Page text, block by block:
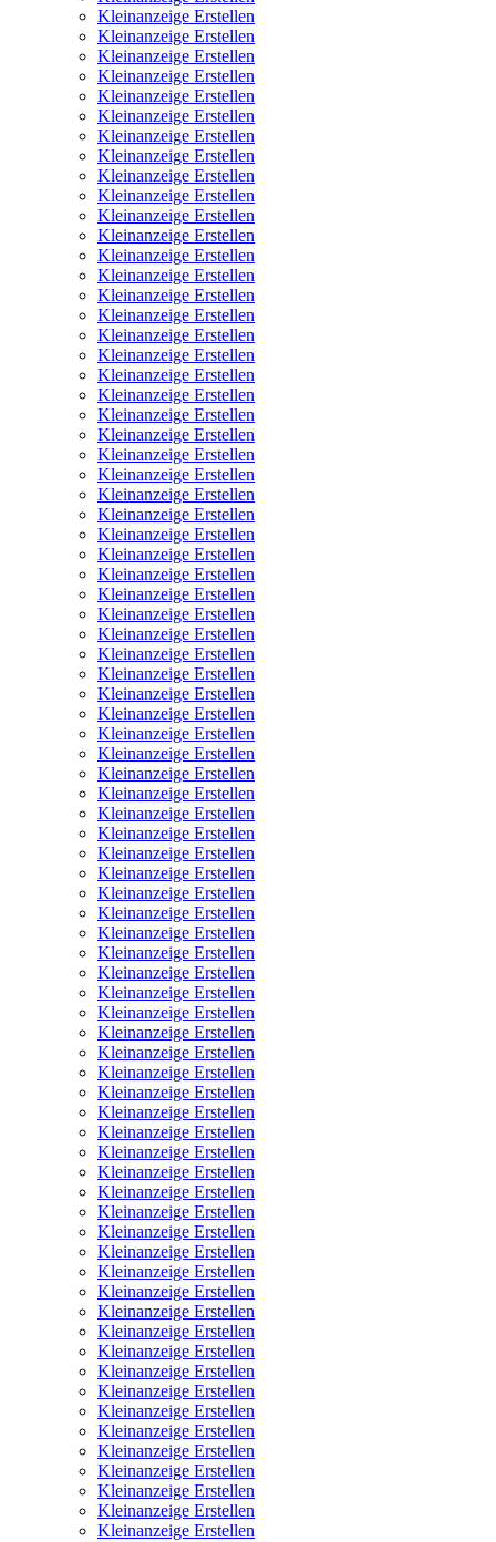
Kleinanzeige Erstellen
Kleinanzeige Erstellen
Kleinanzeige Erstellen
Kleinanzeige Erstellen
Kleinanzeige Erstellen
Kleinanzeige Erstellen
Kleinanzeige Erstellen
Kleinanzeige Erstellen
Kleinanzeige Erstellen
Kleinanzeige Erstellen
Kleinanzeige Erstellen
Kleinanzeige Erstellen
Kleinanzeige Erstellen
Kleinanzeige Erstellen
Kleinanzeige Erstellen
Kleinanzeige Erstellen
Kleinanzeige Erstellen
Kleinanzeige Erstellen
Kleinanzeige Erstellen
Kleinanzeige Erstellen
Kleinanzeige Erstellen
Kleinanzeige Erstellen
Kleinanzeige Erstellen
Kleinanzeige Erstellen
Kleinanzeige Erstellen
Kleinanzeige Erstellen
Kleinanzeige Erstellen
Kleinanzeige Erstellen
Kleinanzeige Erstellen
Kleinanzeige Erstellen
Kleinanzeige Erstellen
Kleinanzeige Erstellen
Kleinanzeige Erstellen
Kleinanzeige Erstellen
Kleinanzeige Erstellen
Kleinanzeige Erstellen
Kleinanzeige Erstellen
Kleinanzeige Erstellen
Kleinanzeige Erstellen
Kleinanzeige Erstellen
Kleinanzeige Erstellen
Kleinanzeige Erstellen
Kleinanzeige Erstellen
Kleinanzeige Erstellen
Kleinanzeige Erstellen
Kleinanzeige Erstellen
Kleinanzeige Erstellen
Kleinanzeige Erstellen
Kleinanzeige Erstellen
Kleinanzeige Erstellen
Kleinanzeige Erstellen
Kleinanzeige Erstellen
Kleinanzeige Erstellen
Kleinanzeige Erstellen
Kleinanzeige Erstellen
Kleinanzeige Erstellen
Kleinanzeige Erstellen
Kleinanzeige Erstellen
Kleinanzeige Erstellen
Kleinanzeige Erstellen
Kleinanzeige Erstellen
Kleinanzeige Erstellen
Kleinanzeige Erstellen
Kleinanzeige Erstellen
Kleinanzeige Erstellen
Kleinanzeige Erstellen
Kleinanzeige Erstellen
Kleinanzeige Erstellen
Kleinanzeige Erstellen
Kleinanzeige Erstellen
Kleinanzeige Erstellen
Kleinanzeige Erstellen
Kleinanzeige Erstellen
Kleinanzeige Erstellen
Kleinanzeige Erstellen
Kleinanzeige Erstellen
Kleinanzeige Erstellen